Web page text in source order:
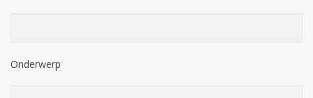
Onderwerp